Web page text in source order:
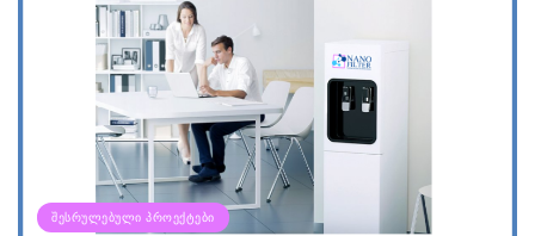
ᲨᲔᲡᲠᲣᲚᲔᲑᲣᲚᲘ ᲞᲠᲝᲔᲥᲢᲔᲑᲘ